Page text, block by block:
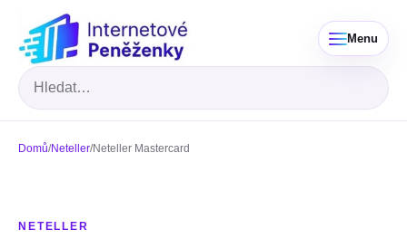
Menu
Hledat
Domů/Neteller/Neteller Mastercard
NETELLER